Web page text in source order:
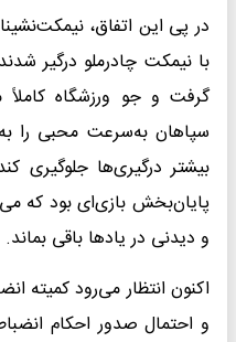
در پی این اتفاق،
با نیمکت چادرملو درگیر
گرفت و جو ورزشگاه
سپاهان به‌سرعت محبی را
بیشتر درگیری‌ها جلوگیری
پایان‌بخش بازی‌ای بود که
و دیدنی در یادها باقی بماند.
اکنون انتظار می‌رود کمیته
و احتمال صدور احکام